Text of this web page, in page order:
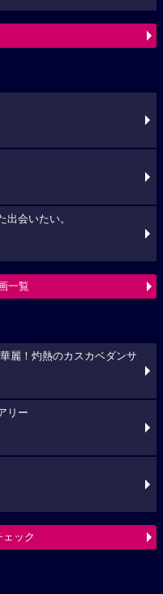
出会いたい。
一覧
麗！灼熱のカスカベダンサ
リー
ック